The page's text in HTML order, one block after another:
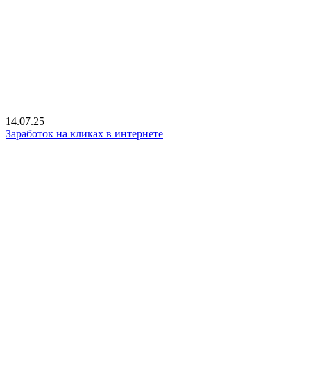
14.07.25
Заработок на кликах в интернете